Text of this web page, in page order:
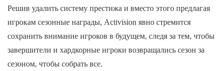
Решив удалить систему престижа и вместо этого предлагая
игрокам сезонные награды, Activision явно стремится
сохранить внимание игроков в будущем, следя за тем, чтобы
завершители и хардкорные игроки возвращались сезон за
сезоном, чтобы собрать все.